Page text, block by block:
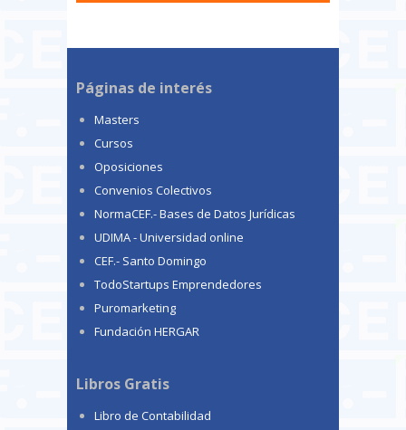
Páginas de interés
Masters
Cursos
Oposiciones
Convenios Colectivos
NormaCEF.- Bases de Datos Jurídicas
UDIMA - Universidad online
CEF.- Santo Domingo
TodoStartups Emprendedores
Puromarketing
Fundación HERGAR
Libros Gratis
Libro de Contabilidad